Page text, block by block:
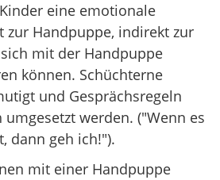
eine emotionale
zur Handpuppe, indirekt zur
mit der Handpuppe
können. Schüchterne
und Gesprächsregeln
werden. ("Wenn es
dann geh ich!").
mit einer Handpuppe